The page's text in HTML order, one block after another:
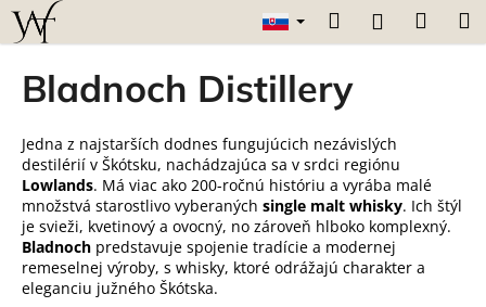
Prejsť
obsah
Hľadať
Bladnoch Distillery
Jedna z najstarších dodnes fungujúcich nezávislých
destilérií v Škótsku, nachádzajúca sa v srdci regiónu
Lowlands. Má viac ako 200-ročnú históriu a vyrába malé
množstvá starostlivo vyberaných single malt whisky. Ich štýl
je svieži, kvetinový a ovocný, no zároveň hlboko komplexný.
Bladnoch predstavuje spojenie tradície a modernej
remeselnej výroby, s whisky, ktoré odrážajú charakter a
eleganciu južného Škótska.
K
o
o
p
o
t
r
e